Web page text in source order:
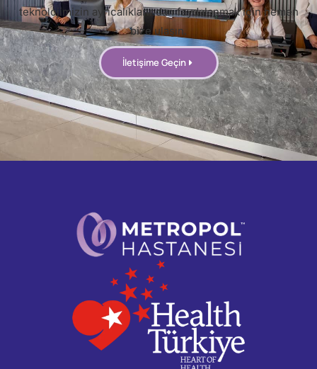
teknolojimizin ayrıcalıklarından faydalanmak için hemen
bize ulaşın.
İletişime Geçin